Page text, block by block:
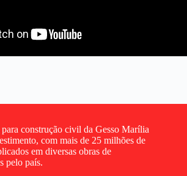
construção civil da Gesso Marília
com mais de 25 milhões de
em diversas obras de
pelo país.